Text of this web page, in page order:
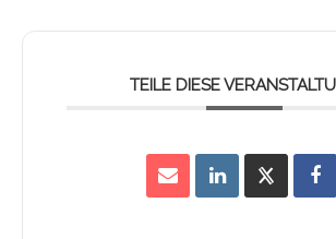
TEILE DIESE